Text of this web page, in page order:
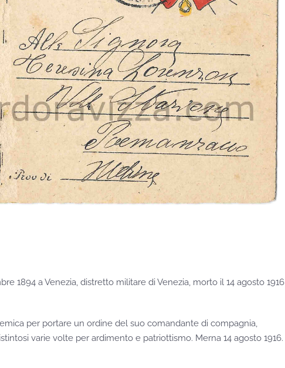
1894 a Venezia, distretto militare di Venezia, morto il 14 agosto 1916
per portare un ordine del suo comandante di compagnia,
varie volte per ardimento e patriottismo. Merna 14 agosto 1916.